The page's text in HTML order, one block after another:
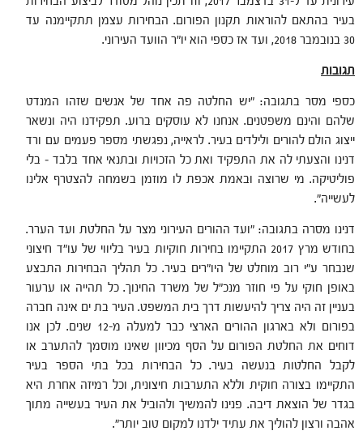
בעיר בהתאם להוראות תקנון הפורום. הבחירות עצמן תתקיימנה עד
30 בנובמבר 2018, ועד אז כספי הוא יו"ר הוועד העירוני.
תגובות
כספי מסר בתגובה: "יש החלטה פה אחד של אנשים שזהו המנדט
שלהם והינם משפטנים. אנחנו לא עוסקים ברוע. תפקידנו היה ונשאר
ייצוג הולם להורים ולילדים בעיר. לראייה, נפגשתי מספר פעמים עם ורד
דנינו והצעתי לה את התפקיד ואת כל הזכויות ובתנאי אחד בלבד – בלי
פוליטיקה. מי שרוצה ובאמת אכפת לו מוזמן בשמחה להצטרף אלינו
לעשייה".
דנינו מסרה בתגובה: "ועד ההורים העירוני מצר על החלטת ועד הערר.
בחודש מרץ 2017 התקיימו בחירות חוקיות בעיר בליווי של עו"ד חיצוני
שנבחר ע"י רוב מוחלט של היו"רים בעיר. כל תהליך הבחירות התבצע
באופן חוקי על פי חוזר מנכ"ל של משרד החינוך. כל תהייה או ערעור
בעניין זה היה צריך להיעשות דרך בית המשפט. העיר בת ים אינה חברה
בפורום ולא בארגון ההורים הארצי כבר למעלה מ-12 שנים. לכן אנו
דוחים את החלטת הפורום על הסף מכיוון שאינו מוסמך להתערב או
לקבל החלטות בנעשה בעיר. כל הבחירות בכל בתי הספר בעיר
התקיימו בצורה חוקית וללא התערבות חיצונית, וכל רמיזה אחרת היא
בגדר של הוצאת דיבה. פנינו להמשיך ולהוביל את העיר בעשייה מתוך
אהבה ורצון להוליך את עתיד ילדנו למקום טוב יותר".